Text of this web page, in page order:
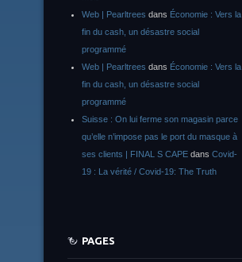
Web | Pearltrees dans Économie : Vers la
fin du cash, un désastre social
programmé
Web | Pearltrees dans Économie : Vers la
fin du cash, un désastre social
programmé
Suisse : On lui ferme son magasin parce
qu’elle n’impose pas le port du masque à
ses clients | FINAL S CAPE dans Covid-
19 : La vérité / Covid-19: The Truth
PAGES